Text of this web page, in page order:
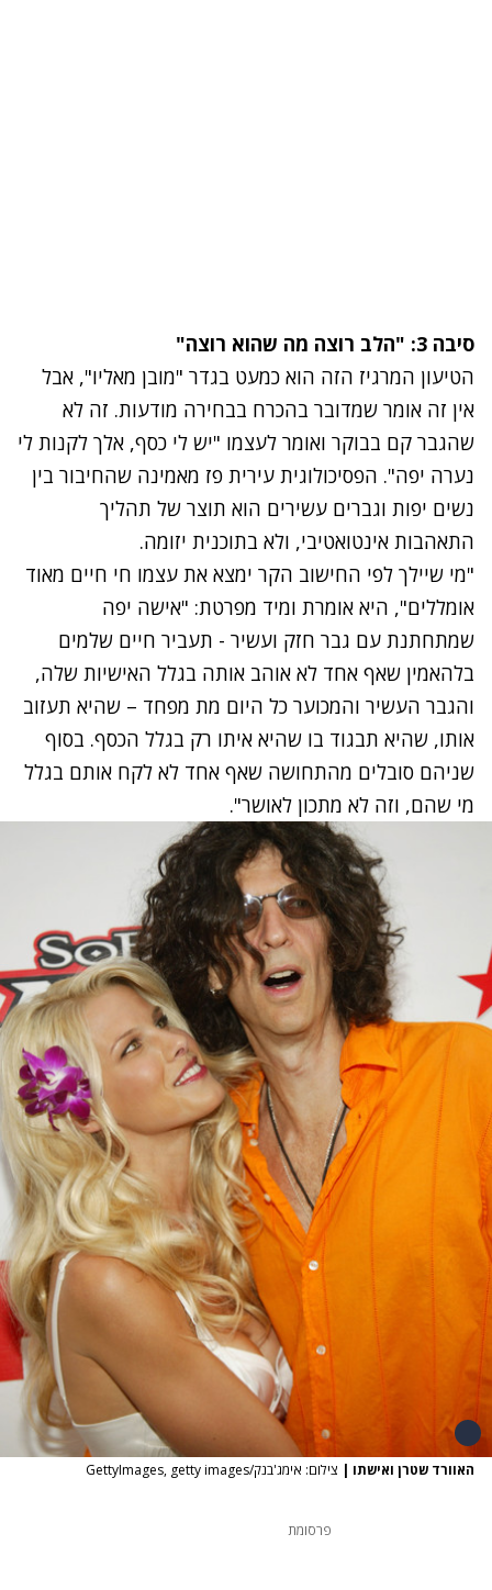
סיבה 3: "הלב רוצה מה שהוא רוצה"
הטיעון המרגיז הזה הוא כמעט בגדר "מובן מאליו", אבל
אין זה אומר שמדובר בהכרח בבחירה מודעות. זה לא
שהגבר קם בבוקר ואומר לעצמו "יש לי כסף, אלך לקנות לי
נערה יפה". הפסיכולוגית עירית פז מאמינה שהחיבור בין
נשים יפות וגברים עשירים הוא תוצר של תהליך
התאהבות אינטואטיבי, ולא בתוכנית יזומה.
"מי שיילך לפי החישוב הקר ימצא את עצמו חי חיים מאוד
אומללים", היא אומרת ומיד מפרטת: "אישה יפה
שמתחתנת עם גבר חזק ועשיר - תעביר חיים שלמים
בלהאמין שאף אחד לא אוהב אותה בגלל האישיות שלה,
והגבר העשיר והמכוער כל היום מת מפחד – שהיא תעזוב
אותו, שהיא תבגוד בו שהיא איתו רק בגלל הכסף. בסוף
שניהם סובלים מהתחושה שאף אחד לא לקח אותם בגלל
מי שהם, וזה לא מתכון לאושר".
האוורד שטרן ואישתו | צילום: אימג'בנק/GettyImages, getty images
פרסומת